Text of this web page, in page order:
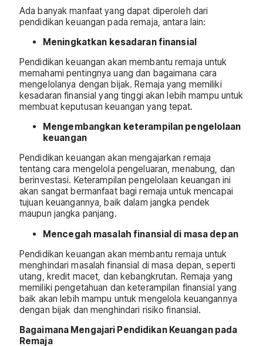
Ada banyak manfaat yang dapat diperoleh dari
pendidikan keuangan pada remaja, antara lain:
Meningkatkan kesadaran finansial
Pendidikan keuangan akan membantu remaja untuk
memahami pentingnya uang dan bagaimana cara
mengelolanya dengan bijak. Remaja yang memiliki
kesadaran finansial yang tinggi akan lebih mampu untuk
membuat keputusan keuangan yang tepat.
Mengembangkan keterampilan pengelolaan
keuangan
Pendidikan keuangan akan mengajarkan remaja
tentang cara mengelola pengeluaran, menabung, dan
berinvestasi. Keterampilan pengelolaan keuangan ini
akan sangat bermanfaat bagi remaja untuk mencapai
tujuan keuangannya, baik dalam jangka pendek
maupun jangka panjang.
Mencegah masalah finansial di masa depan
Pendidikan keuangan akan membantu remaja untuk
menghindari masalah finansial di masa depan, seperti
utang, kredit macet, dan kebangkrutan. Remaja yang
memiliki pengetahuan dan keterampilan finansial yang
baik akan lebih mampu untuk mengelola keuangannya
dengan bijak dan menghindari risiko finansial.
Bagaimana Mengajari Pendidikan Keuangan pada
Remaja